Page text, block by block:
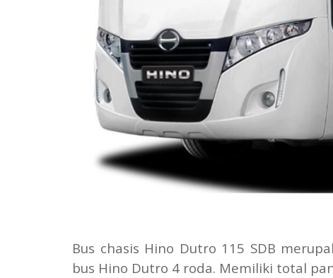
Bus chasis Hino Dutro 115 SDB
bus Hino Dutro 4 roda. Memiliki total